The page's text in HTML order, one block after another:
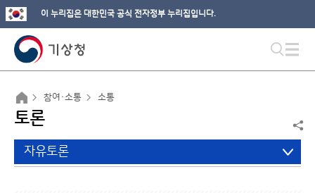
이 누리집은 대한민국 공식 전자정부 누리집입니다.
참여·소통 소통
토론
자유토론